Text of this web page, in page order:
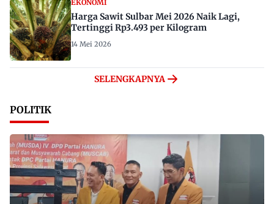
EKONOMI
Harga Sawit Sulbar Mei 2026 Naik Lagi,
Tertinggi Rp3.493 per Kilogram
14 Mei 2026
SELENGKAPNYA
POLITIK